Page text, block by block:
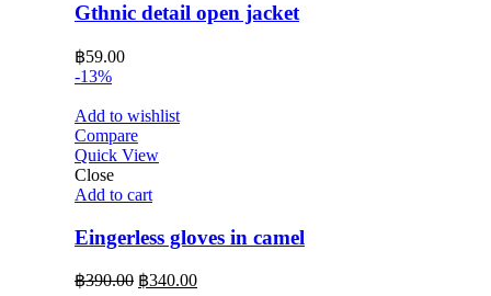
Gthnic detail open jacket
฿59.00
-13%
Add to wishlist
Compare
Quick View
Close
Add to cart
Eingerless gloves in camel
฿390.00 Original
฿340.00Current